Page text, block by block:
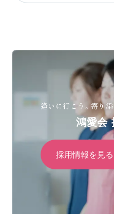
逢いに行こう。寄り添
鴻愛会
採用情報を見る